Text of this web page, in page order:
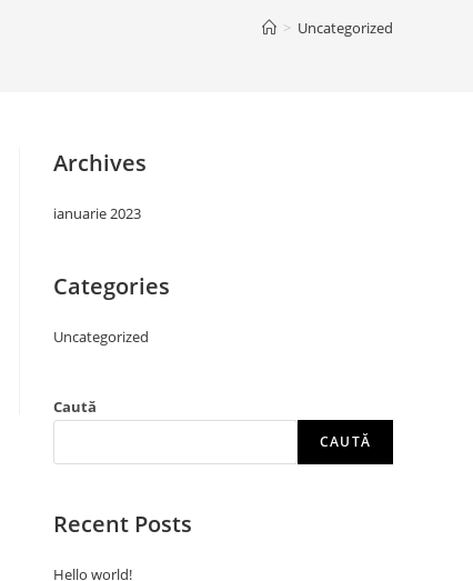
> Uncategorized
Archives
ianuarie 2023
Categories
Uncategorized
Caută
CAUTĂ
Recent Posts
Hello world!